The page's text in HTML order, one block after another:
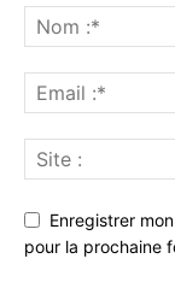
Enregistrer
pour la prochaine